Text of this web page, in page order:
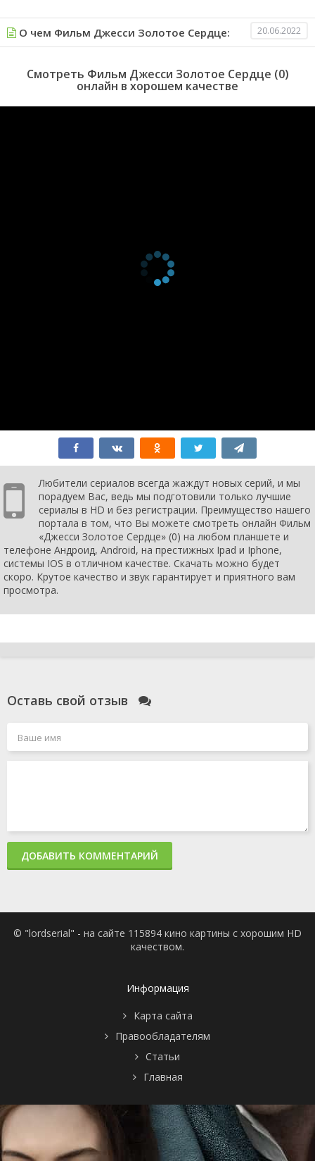
О чем Фильм Джесси Золотое Сердце: 20.06.2022
Смотреть Фильм Джесси Золотое Сердце (0)
онлайн в хорошем качестве
Любители сериалов всегда жаждут новых серий, и мы
порадуем Вас, ведь мы подготовили только лучшие
сериалы в HD и без регистрации. Преимущество нашего
портала в том, что Вы можете смотреть онлайн Фильм
«Джесси Золотое Сердце» (0) на любом планшете и
телефоне Андроид, Android, на престижных Ipad и Iphone,
системы IOS в отличном качестве. Скачать можно будет
скоро. Крутое качество и звук гарантирует и приятного вам
просмотра.
Оставь свой отзыв
ДОБАВИТЬ КОММЕНТАРИЙ
© "lordserial" - на сайте 115894 кино картины с хорошим HD
качеством.
Информация
Карта сайта
Правообладателям
Статьи
Главная